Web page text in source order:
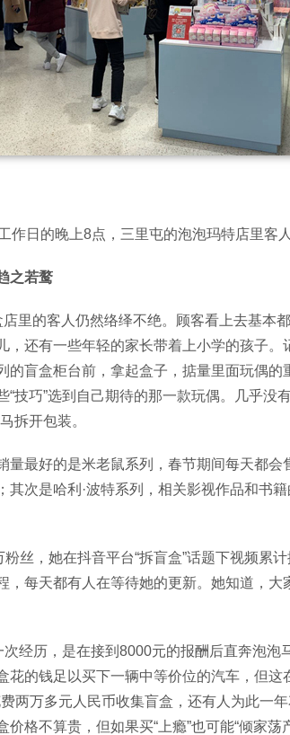
作日的晚上8点，三里屯的泡泡玛特店里客
之若鹜
里的客人仍然络绎不绝。顾客看上去基本
，还有一些年轻的家长带着上小学的孩子
的盲盒柜台前，拿起盒子，掂量里面玩偶
技巧”选到自己期待的那一款玩偶。几乎没
拆开包装。
量最好的是米老鼠系列，春节期间每天都
其次是哈利·波特系列，相关影视作品和书
丝，她在抖音平台“拆盲盒”话题下视频累
，每天都有人在等待她的更新。她知道，大
次经历，是在接到8000元的报酬后直奔泡
花的钱足以买下一辆中等价位的汽车，但
两万多元人民币收集盲盒，还有人为此一
格不算贵，但如果买“上瘾”也可能“倾家荡产